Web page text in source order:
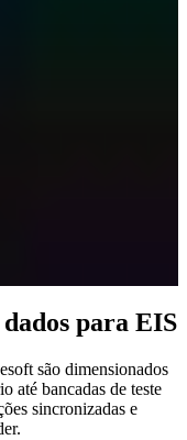
para EIS
são dimensionados
até bancadas de teste
sincronizadas e